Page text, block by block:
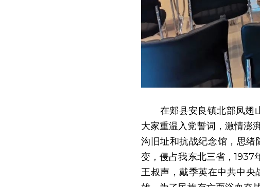
在郏县安良镇北部凤翅山
大家重温入党誓词，激情澎
沟旧址和抗战纪念馆，思绪
变，侵占我东北三省，1937
王叔声，戴季英在中共中